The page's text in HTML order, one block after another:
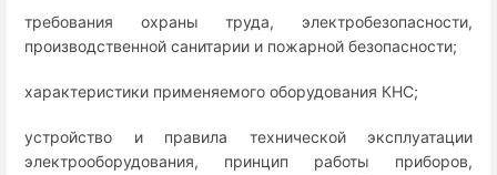
требования охраны труда, электробезопасности,
производственной санитарии и пожарной безопасности;
характеристики применяемого оборудования КНС;
устройство и правила технической эксплуатации
электрооборудования, принцип работы приборов,